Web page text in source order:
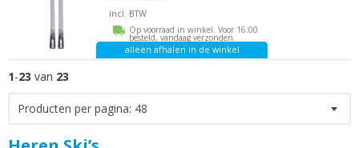
incl. BTW
Op voorraad in winkel. Voor 16:00
besteld, vandaag verzonden
alleen afhalen in de winkel
1-23 van 23
Producten per pagina: 48